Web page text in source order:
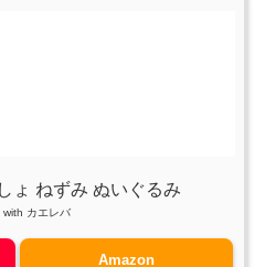
ょ ねずみ ぬいぐるみ
with カエレバ
Amazon